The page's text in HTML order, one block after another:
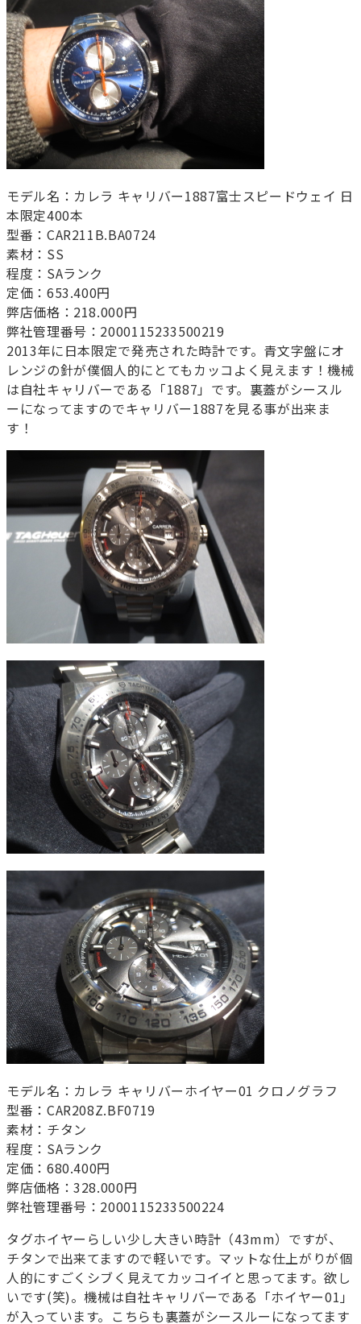
モデル名：カレラ キャリバー1887富士スピードウェイ 日
本限定400本
型番：CAR211B.BA0724
素材：SS
程度：SAランク
定価：653.400円
弊店価格：218.000円
弊社管理番号：2000115233500219
2013年に日本限定で発売された時計です。青文字盤にオ
レンジの針が僕個人的にとてもカッコよく見えます！機械
は自社キャリバーである「1887」です。裏蓋がシースル
ーになってますのでキャリバー1887を見る事が出来ま
す！
モデル名：カレラ キャリバーホイヤー01 クロノグラフ
型番：CAR208Z.BF0719
素材：チタン
程度：SAランク
定価：680.400円
弊店価格：328.000円
弊社管理番号：2000115233500224
タグホイヤーらしい少し大きい時計（43mm）ですが、
チタンで出来てますので軽いです。マットな仕上がりが個
人的にすごくシブく見えてカッコイイと思ってます。欲し
いです(笑)。機械は自社キャリバーである「ホイヤー01」
が入っています。こちらも裏蓋がシースルーになってます